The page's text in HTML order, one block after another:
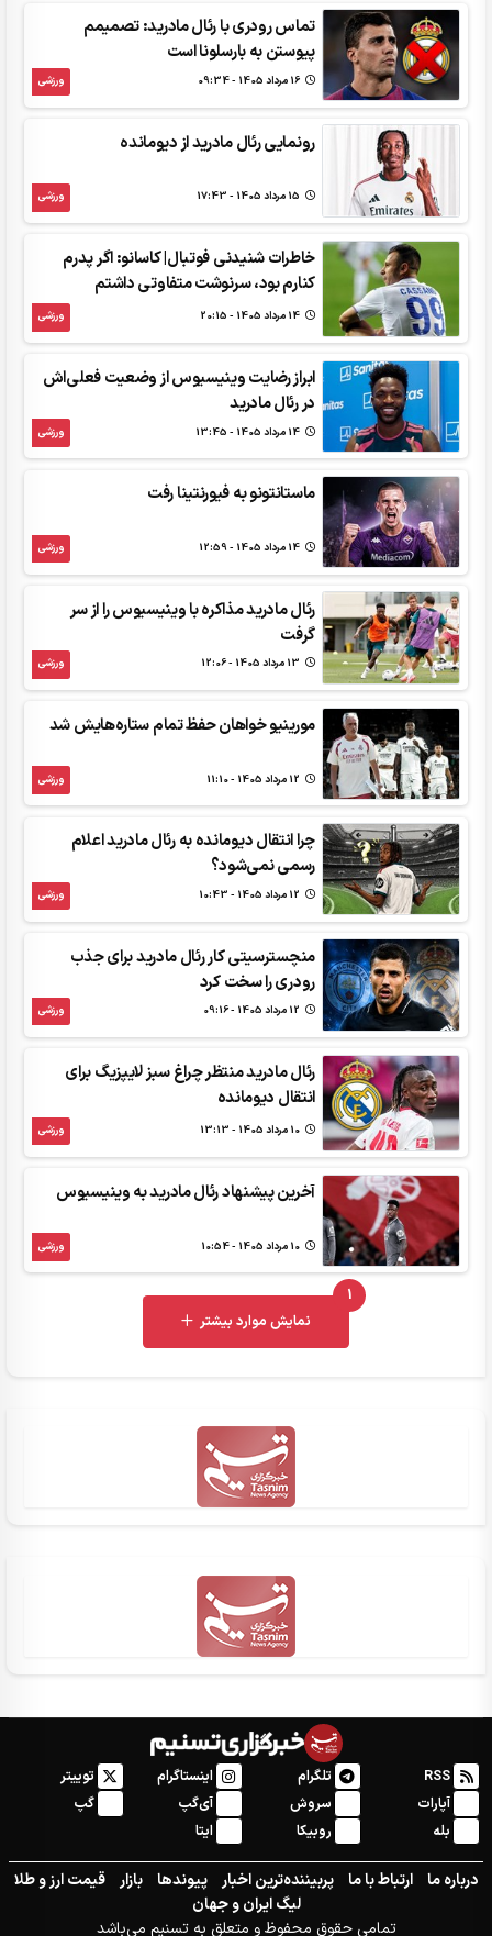
تماس رودری با رئال مادرید: تصمیمم
پیوستن به بارسلونا است
ورزشی
رونمایی رئال مادرید از دیومانده
ورزشی
خاطرات شنیدنی فوتبال| کاسانو: اگر پدرم
کنارم بود، سرنوشت متفاوتی داشتم
ورزشی
ابراز رضایت وینیسیوس از وضعیت فعلی‌اش
در رئال مادرید
ورزشی
ماستانتونو به فیورنتینا رفت
ورزشی
رئال مادرید مذاکره با وینیسیوس را از سر
گرفت
ورزشی
مورینیو خواهان حفظ تمام ستاره‌هایش شد
ورزشی
چرا انتقال دیومانده به رئال مادرید اعلام
رسمی نمی‌شود؟
ورزشی
منچسترسیتی کار رئال مادرید برای جذب
رودری را سخت کرد
ورزشی
رئال مادرید منتظر چراغ سبز لایپزیگ برای
انتقال دیومانده
ورزشی
آخرین پیشنهاد رئال مادرید به وینیسیوس
ورزشی
1
UNREAD MESSAGES
نمایش موارد بیشتر
RSS تلگرام اینستاگرام
توییتر
آپارات
سروش آی‌گپ
گپ
بله
روبیکا ایتا
درباره ما ارتباط با ما پربیننده‌ترین اخبار پیوندها بازار
قیمت ارز و طلا
لیگ ایران و جهان
تمامی حقوق محفوظ و متعلق به تسنیم می‌باشد